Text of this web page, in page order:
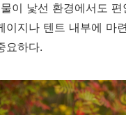
이 낯선 환경에서도
이지나 텐트 내부에 마
요하다.